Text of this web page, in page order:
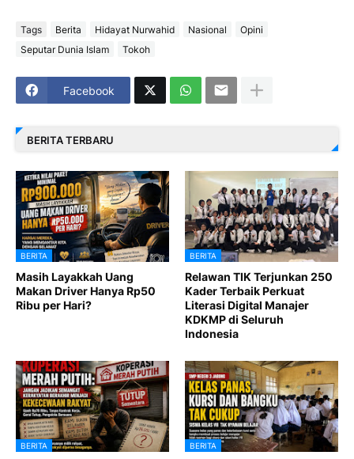
Tags Berita Hidayat Nurwahid Nasional
Opini
Seputar Dunia Islam
Tokoh
Facebook
BERITA TERBARU
BERITA
Masih Layakkah Uang
Makan Driver Hanya Rp50
Ribu per Hari?
BERITA
Relawan TIK Terjunkan 250
Kader Terbaik Perkuat
Literasi Digital Manajer
KDKMP di Seluruh
Indonesia
BERITA BERITA